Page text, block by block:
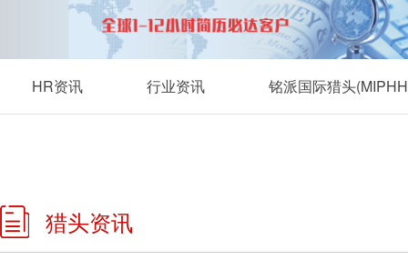
HR资讯 行业资讯 铭派国际猎头
猎头资讯